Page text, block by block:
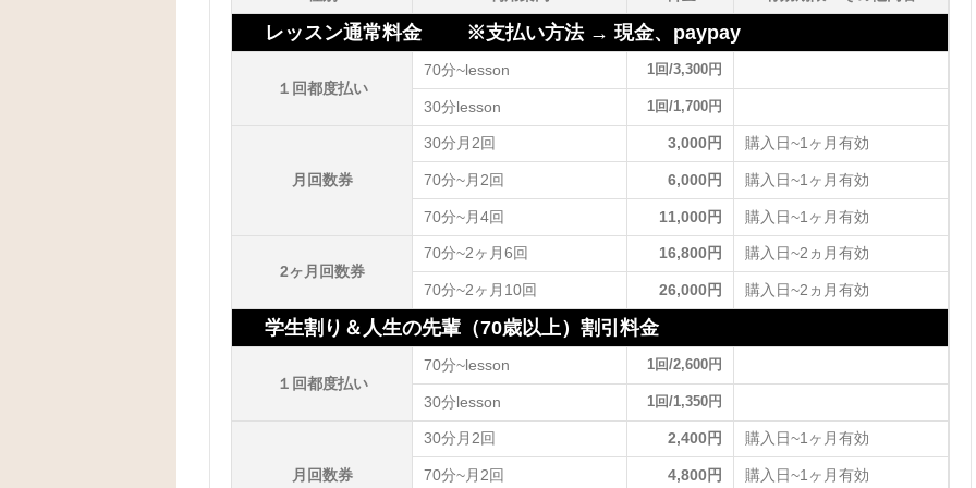
レッスン通常料金 ※支払い方法 → 現金、paypay
１回都度払い
70分~lesson 1回/3,300円
30分lesson 1回/1,700円
月回数券
30分月2回 3,000円 購入日~1ヶ月有効
70分~月2回 6,000円 購入日~1ヶ月有効
70分~月4回 11,000円 購入日~1ヶ月有効
2ヶ月回数券
70分~2ヶ月6回 16,800円 購入日~2ヵ月有効
70分~2ヶ月10回 26,000円 購入日~2ヵ月有効
学生割り＆人生の先輩（70歳以上）割引料金
１回都度払い
70分~lesson 1回/2,600円
30分lesson 1回/1,350円
月回数券
30分月2回 2,400円 購入日~1ヶ月有効
70分~月2回 4,800円 購入日~1ヶ月有効